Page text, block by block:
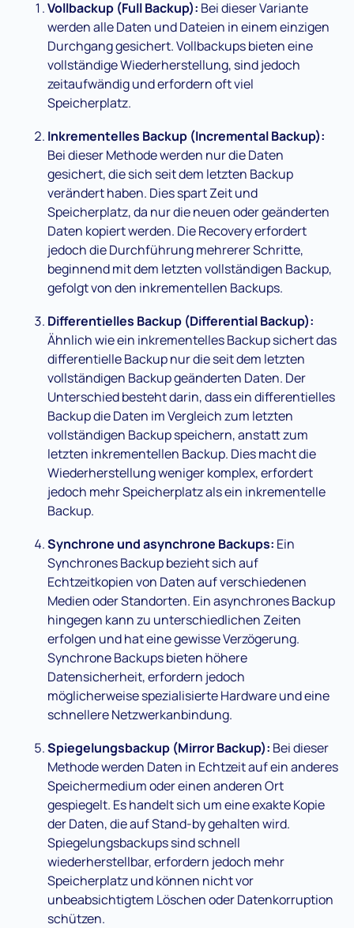
Vollbackup (Full Backup): Bei dieser Variante
werden alle Daten und Dateien in einem einzigen
Durchgang gesichert. Vollbackups bieten eine
vollständige Wiederherstellung, sind jedoch
zeitaufwändig und erfordern oft viel
Speicherplatz.
Inkrementelles Backup (Incremental Backup):
Bei dieser Methode werden nur die Daten
gesichert, die sich seit dem letzten Backup
verändert haben. Dies spart Zeit und
Speicherplatz, da nur die neuen oder geänderten
Daten kopiert werden. Die Recovery erfordert
jedoch die Durchführung mehrerer Schritte,
beginnend mit dem letzten vollständigen Backup,
gefolgt von den inkrementellen Backups.
Differentielles Backup (Differential Backup):
Ähnlich wie ein inkrementelles Backup sichert das
differentielle Backup nur die seit dem letzten
vollständigen Backup geänderten Daten. Der
Unterschied besteht darin, dass ein differentielles
Backup die Daten im Vergleich zum letzten
vollständigen Backup speichern, anstatt zum
letzten inkrementellen Backup. Dies macht die
Wiederherstellung weniger komplex, erfordert
jedoch mehr Speicherplatz als ein inkrementelle
Backup.
Synchrone und asynchrone Backups: Ein
Synchrones Backup bezieht sich auf
Echtzeitkopien von Daten auf verschiedenen
Medien oder Standorten. Ein asynchrones Backup
hingegen kann zu unterschiedlichen Zeiten
erfolgen und hat eine gewisse Verzögerung.
Synchrone Backups bieten höhere
Datensicherheit, erfordern jedoch
möglicherweise spezialisierte Hardware und eine
schnellere Netzwerkanbindung.
Spiegelungsbackup (Mirror Backup): Bei dieser
Methode werden Daten in Echtzeit auf ein anderes
Speichermedium oder einen anderen Ort
gespiegelt. Es handelt sich um eine exakte Kopie
der Daten, die auf Stand-by gehalten wird.
Spiegelungsbackups sind schnell
wiederherstellbar, erfordern jedoch mehr
Speicherplatz und können nicht vor
unbeabsichtigtem Löschen oder Datenkorruption
schützen.